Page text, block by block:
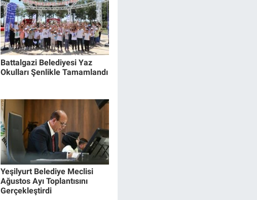
Battalgazi Belediyesi Yaz
Okulları Şenlikle Tamamlandı
Yeşilyurt Belediye Meclisi
Ağustos Ayı Toplantısını
Gerçekleştirdi